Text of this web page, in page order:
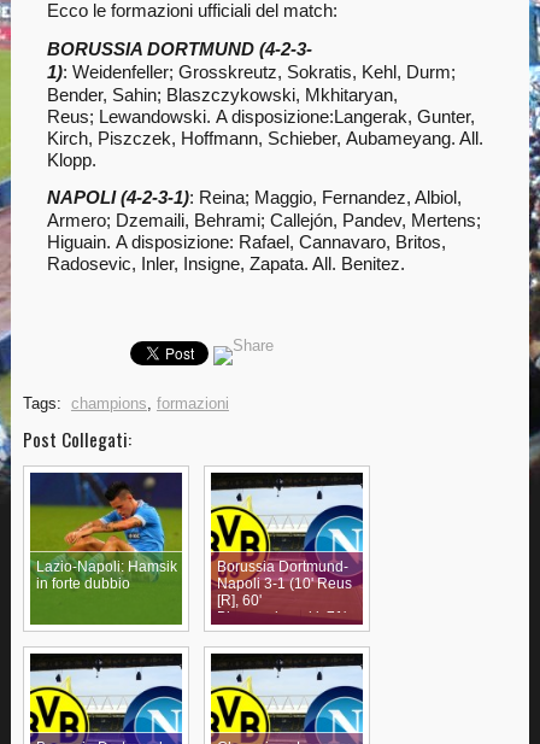
Ecco le formazioni ufficiali del match:
BORUSSIA DORTMUND (4-2-3-
1): Weidenfeller; Grosskreutz, Sokratis, Kehl, Durm;
Bender, Sahin; Blaszczykowski, Mkhitaryan,
Reus; Lewandowski. A disposizione:Langerak, Gunter,
Kirch, Piszczek, Hoffmann, Schieber, Aubameyang. All.
Klopp.
NAPOLI (4-2-3-1): Reina; Maggio, Fernandez, Albiol,
Armero; Dzemaili, Behrami; Callejón, Pandev, Mertens;
Higuain. A disposizione: Rafael, Cannavaro, Britos,
Radosevic, Inler, Insigne, Zapata. All. Benitez.
Tags: champions, formazioni
Post Collegati:
Lazio-Napoli: Hamsik
in forte dubbio
Borussia Dortmund-
Napoli 3-1 (10' Reus
[R], 60'
Błaszczykowski, 71'
Insigne, 78'
Aubameyang)